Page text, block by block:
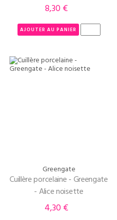
Prix
8,30 €
AJOUTER AU PANIER
Greengate
Cuillère porcelaine - Greengate
- Alice noisette
Prix
4,30 €